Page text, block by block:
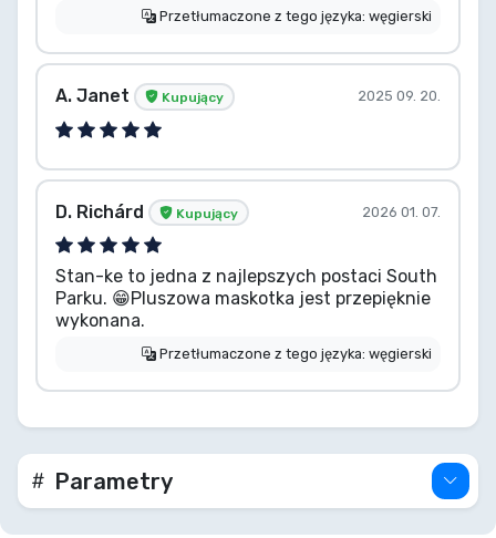
Przetłumaczone z tego języka: węgierski
A. Janet Kupujący 2025 09. 20.
D. Richárd Kupujący 2026 01. 07.
Stan-ke to jedna z najlepszych postaci South
Parku. 😁Pluszowa maskotka jest przepięknie
wykonana.
Przetłumaczone z tego języka: węgierski
Parametry